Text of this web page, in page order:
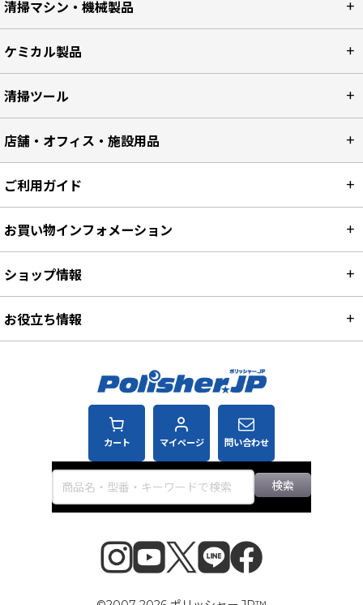
清掃マシン・機械製品
ケミカル製品
清掃ツール
店舗・オフィス・施設用品
カート マイページ 問い合わせ
検索
ご利用ガイド
お買い物インフォメーション
ショップ情報
お役立ち情報